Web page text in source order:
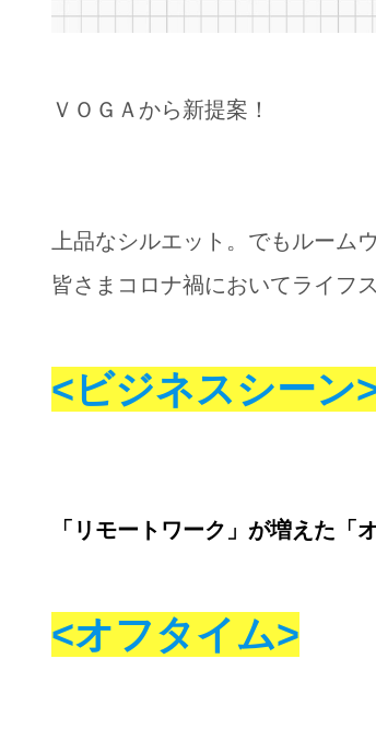
ＶＯＧＡから新提案！
上品なシルエット。でもルーム
皆さまコロナ禍においてライフ
<ビジネスシーン
「リモートワーク」が増えた「
<オフタイム>